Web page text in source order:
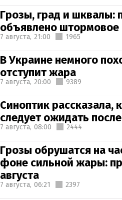
Грозы, град и шквалы:
объявлено
7 августа, 21:00 1965
В Украине немного
отступит жара
7 августа, 20:00 9389
Синоптик рассказала,
следует ожидать
7 августа, 08:00 2444
Грозы обрушатся на
фоне сильной жары:
августа
7 августа, 06:21 2397